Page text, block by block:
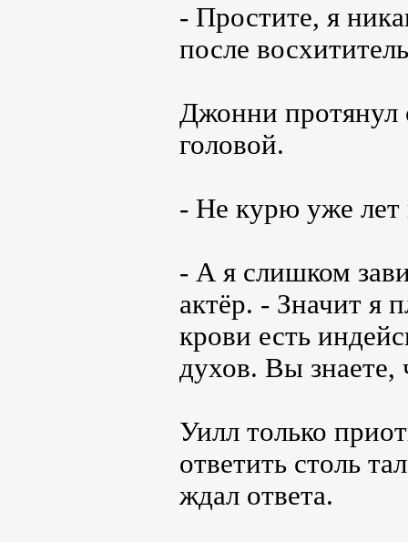
- Простите, я
после
Джонни протянул
головой.
- Не курю уже лет
- А я слишком
актёр. - Значит я
крови есть
духов. Вы знаете,
Уилл только
ответить столь
ждал ответа.